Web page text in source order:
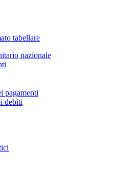
tabellare
nazionale
pagamenti
debiti